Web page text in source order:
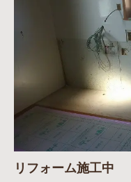
リフォーム施工中